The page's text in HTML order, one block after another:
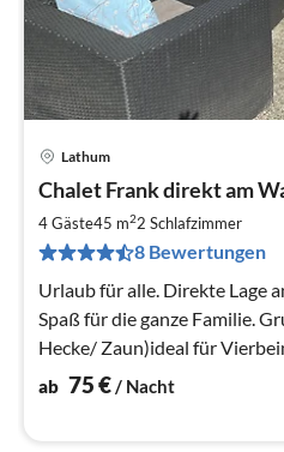
Lathum
Chalet Frank direkt am
4 Gäste45 m22 Schlafzimmer
8 Bewertungen
Urlaub für alle. Direkte Lage
Spaß für die ganze Familie.
Hecke/ Zaun)ideal für Vierbeiner. Badesee/ Angeln/
Wassersport/ Boote.
ab 75€ / Nacht